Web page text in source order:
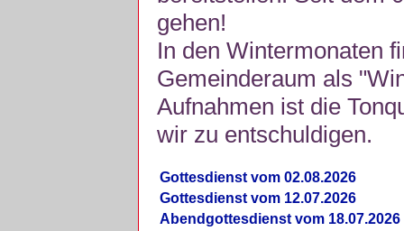
gehen!
In den Wintermonaten
Gemeinderaum als
Aufnahmen ist die
wir zu entschuldigen.
Gottesdienst vom 02.08.2026
Gottesdienst vom 12.07.2026
Abendgottesdienst vom 18.07.2026